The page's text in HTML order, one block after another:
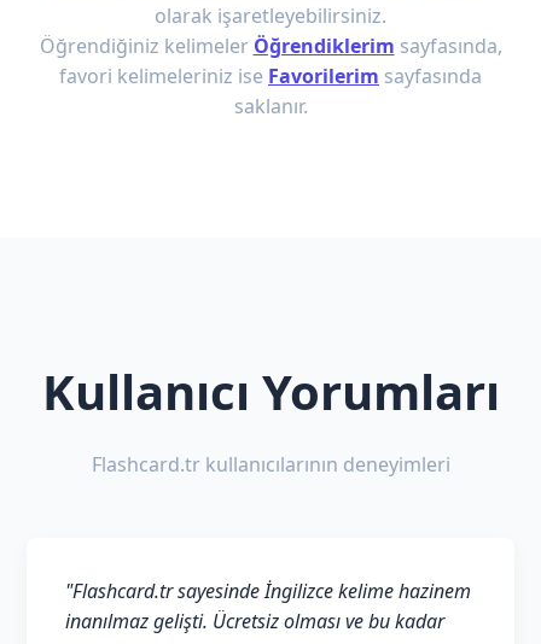
olarak işaretleyebilirsiniz.
Öğrendiğiniz kelimeler Öğrendiklerim sayfasında,
favori kelimeleriniz ise Favorilerim sayfasında
saklanır.
Kullanıcı Yorumları
Flashcard.tr kullanıcılarının deneyimleri
"Flashcard.tr sayesinde İngilizce kelime hazinem
inanılmaz gelişti. Ücretsiz olması ve bu kadar